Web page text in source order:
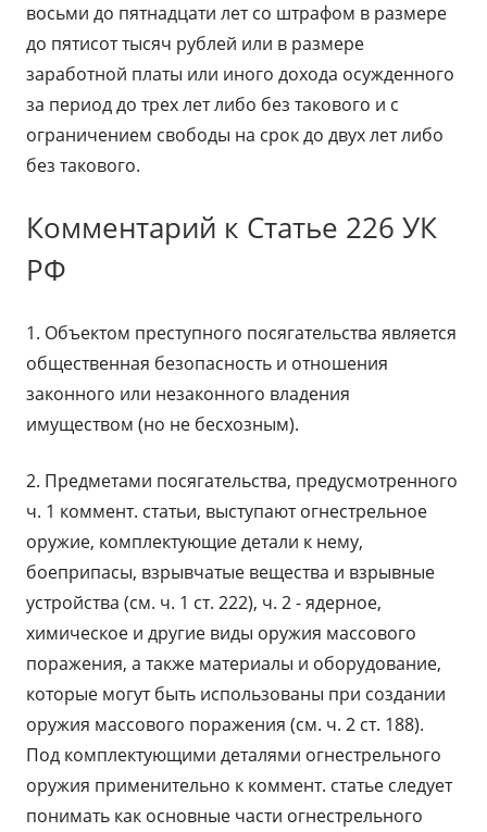
восьми до пятнадцати лет со штрафом в размере
до пятисот тысяч рублей или в размере
заработной платы или иного дохода осужденного
за период до трех лет либо без такового и с
ограничением свободы на срок до двух лет либо
без такового.
Комментарий к Статье 226 УК
РФ
1. Объектом преступного посягательства является
общественная безопасность и отношения
законного или незаконного владения
имуществом (но не бесхозным).
2. Предметами посягательства, предусмотренного
ч. 1 коммент. статьи, выступают огнестрельное
оружие, комплектующие детали к нему,
боеприпасы, взрывчатые вещества и взрывные
устройства (см. ч. 1 ст. 222), ч. 2 - ядерное,
химическое и другие виды оружия массового
поражения, а также материалы и оборудование,
которые могут быть использованы при создании
оружия массового поражения (см. ч. 2 ст. 188).
Под комплектующими деталями огнестрельного
оружия применительно к коммент. статье следует
понимать как основные части огнестрельного